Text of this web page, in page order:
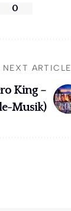
0
NEXT ARTICLE
King –
Musik)